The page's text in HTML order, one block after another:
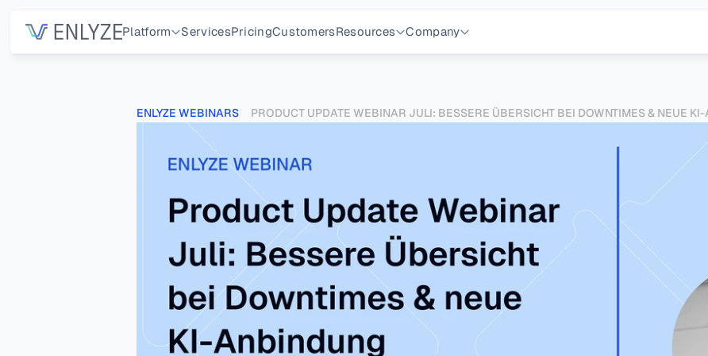
Platform ServicesPricingCustomersResources Company
ENLYZE WEBINARS PRODUCT UPDATE WEBINAR JULI: BESSERE ÜBERSICHT BEI DOWNTIMES & NEUE